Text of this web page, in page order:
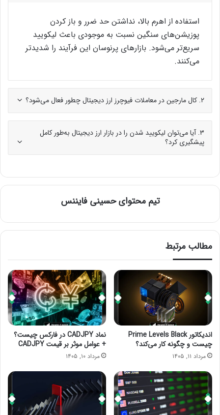
استفاده از اهرم بالا، نداشتن حد ضرر و باز کردن
پوزیشن‌های سنگین نسبت به موجودی باعث لیکویید
سریع‌تر می‌شود. بازارهای پرنوسان این فرآیند را شدیدتر
می‌کنند.
۲. کال مارجین در معاملات فیوچرز ارز دیجیتال چطور فعال می‌شود؟
۳. آیا می‌توان لیکویید شدن را در بازار ارز دیجیتال به‌طور کامل
پیشگیری کرد؟
تیم محتوای حسینی‌ فایننس
مطالب مرتبط
اندیکاتور Prime Levels Black
چیست و چگونه کار می‌کند؟
مرداد ۱۱, ۱۴۰۵
نماد CADJPY در فارکس چیست؟
+ عوامل موثر بر قیمت CADJPY
مرداد ۱۰, ۱۴۰۵